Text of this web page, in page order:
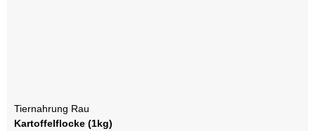
Tiernahrung Rau
Kartoffelflocke (1kg)